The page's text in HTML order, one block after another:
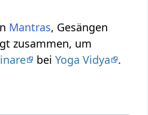
Mantras, Gesängen
zusammen, um
beiYoga Vidya .